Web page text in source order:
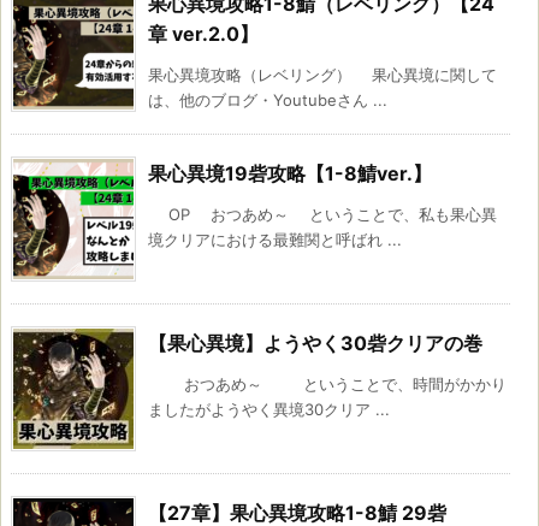
章 ver.2.0】
果心異境攻略（レベリング） 果心異境に関して
は、他のブログ・Youtubeさん ...
果心異境19砦攻略【1-8鯖ver.】
OP おつあめ～ ということで、私も果心異
境クリアにおける最難関と呼ばれ ...
【果心異境】ようやく30砦クリアの巻
おつあめ～ ということで、時間がかかり
ましたがようやく異境30クリア ...
【27章】果心異境攻略1-8鯖 29砦